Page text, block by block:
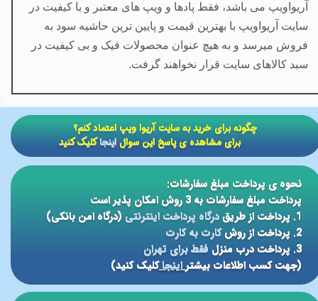
آریواویپ می باشد، فقط پادها و ویپ های معتبر و با کیفیت در
سایت آریواویپ با بهترین قیمت و پایین ترین حاشیه سود به
فروش میرسد و به هیچ عنوان محصولات فیک و بی کیفیت در
سبد کالاهای سایت قرار نخواهند گرفت.
نحوه ی پرداخت مبلغ سفارشات:
پرداخت مبلغ سفارشات به 3 روش امکان پذیر است
1. پرداخت از طریق
درگاه پرداخت اینترنتی(درگاه امن بانکی)
2. پرداخت از روش
کارت به کارت
3. پرداخت درب منزل
فقط برای تهران
(جهت کسب اطلاعات بیشتر اینجاکلیک کنید)
​​چگونه برای خرید به سایت آریوا ویپ اعتماد کنم؟
برای مشاهده ی پاسخ این سوالاینجاکلیک کنید